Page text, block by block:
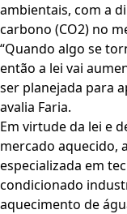
ambientais, com a
carbono (CO2) no
“Quando algo se
então a lei vai
ser planejada para
avalia Faria.
Em virtude da lei e
mercado aquecido,
especializada em
condicionado
aquecimento de